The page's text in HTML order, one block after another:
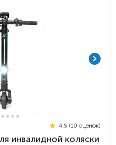
4.5 (10 оценок)
инвалидной коляски